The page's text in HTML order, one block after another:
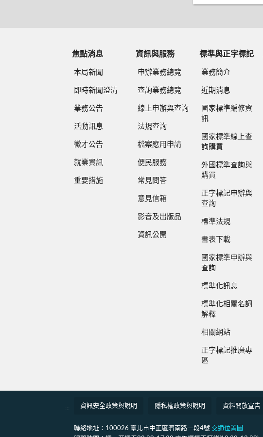
焦點消息
本局新聞
即時新聞澄清
業務公告
活動訊息
徵才公告
就業資訊
重要措施
資訊與服務
申辦業務總覽
查詢業務總覽
線上申辦與查詢
法規查詢
檔案應用申請
便民服務
常見問答
意見信箱
影音及出版品
資訊公開
標準與正字標記
業務簡介
近期消息
國家標準編修資
訊
國家標準線上查
詢購買
外國標準查詢與
購買
正字標記申辦與
查詢
標準法規
書表下載
國家標準申辦與
查詢
標準化訊息
標準化相關名詞
解釋
相關網站
正字標記推廣專
區
資訊安全政策與說明 隱私權政策與說明 資料開放宣告
聯絡地址：100026 臺北市中正區濟南路一段4號 交通位置圖